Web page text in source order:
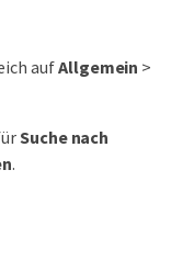
aufAllgemein >
Suche nach
.